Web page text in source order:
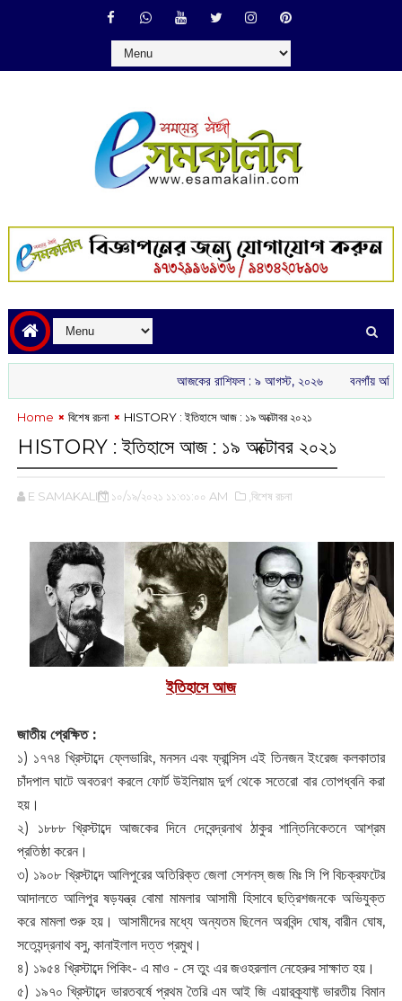
আজকের রাশিফল :‌ ‌‌৯ আগস্ট, ২০২৬ বনগাঁয় অখিল ভারতীয়
Home বিশেষ রচনা HISTORY : ইতিহাসে আজ : ১৯ অক্টোবর ২০২১
HISTORY : ইতিহাসে আজ : ১৯ অক্টোবর ২০২১
E SAMAKALIN ১০/১৯/২০২১ ১১:৩১:০০ AM ,বিশেষ রচনা
ইতিহাসে আজ
জাতীয় প্রেক্ষিত :
১) ১৭৭৪ খ্রিস্টাব্দে ফ্লেভারিং, মনসন এবং ফ্রান্সিস এই তিনজন ইংরেজ কলকাতার
চাঁদপাল ঘাটে অবতরণ করলে ফোর্ট উইলিয়াম দুর্গ থেকে সতেরো বার তোপধ্বনি করা
হয়।
২) ১৮৮৮ খ্রিস্টাব্দে আজকের দিনে দেবেন্দ্রনাথ ঠাকুর শান্তিনিকেতনে আশ্রম
প্রতিষ্ঠা করেন।
৩) ১৯০৮ খ্রিস্টাব্দে আলিপুরের অতিরিক্ত জেলা সেশনস্ জজ মিঃ সি পি বিচক্রফটের
আদালতে আলিপুর ষড়যন্ত্র বোমা মামলার আসামী হিসাবে ছত্রিশজনকে অভিযুক্ত
করে মামলা শুরু হয়। আসামীদের মধ্যে অন্যতম ছিলেন অরবিন্দ ঘোষ, বারীন ঘোষ,
সত্যেন্দ্রনাথ বসু, কানাইলাল দত্ত প্রমুখ।
৪) ১৯৫৪ খ্রিস্টাব্দে পিকিং- এ মাও - সে তুং এর জওহরলাল নেহেরুর সাক্ষাত হয়।
৫) ১৯৭০ খ্রিস্টাব্দে ভারতবর্ষে প্রথম তৈরি এম আই জি এয়ারক্র্যাফ্ট ভারতীয় বিমান